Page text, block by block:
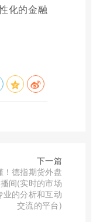
化的金融
下一篇
！德指期货外盘
间(实时的市场
业的分析和互动
交流的平台)